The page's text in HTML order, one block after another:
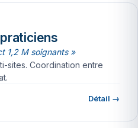
1,2 M soignants »
sites. Coordination entre
Détail →